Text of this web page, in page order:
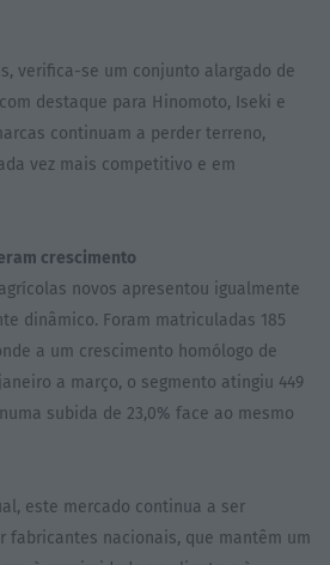
verifica-se um conjunto alargado de
destaque para Hinomoto, Iseki e
continuam a perder terreno,
vez mais competitivo e em
crescimento
novos apresentou igualmente
dinâmico. Foram matriculadas 185
a um crescimento homólogo de
a março, o segmento atingiu 449
subida de 23,0% face ao mesmo
este mercado continua a ser
fabricantes nacionais, que mantêm um